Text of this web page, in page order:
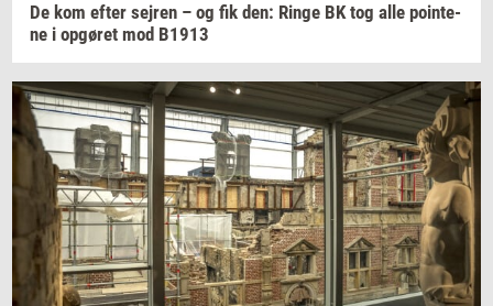
De kom efter sej­ren – og fik den: Ringe BK tog alle po­in­te­
ne i op­gø­ret mod B1913